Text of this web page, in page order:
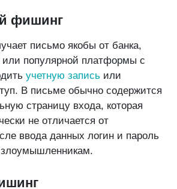
фишинг
письмо якобы от банка,
или популярной платформы с
учетную запись или
В письме обычно содержится
страницу входа, которая
не отличается от
ввода данных логин и пароль
злоумышленникам.